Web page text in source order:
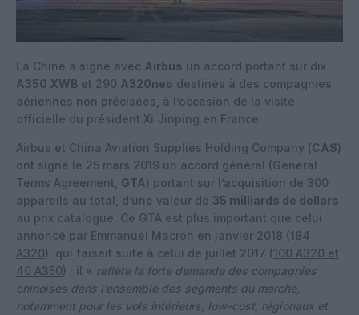
La Chine a signé avec Airbus un accord portant sur dix
A350 XWB et 290 A320neo destinés à des compagnies
aériennes non précisées, à l’occasion de la visite
officielle du président Xi Jinping en France.
Airbus et China Aviation Supplies Holding Company (CAS)
ont signé le 25 mars 2019 un accord général (General
Terms Agreement, GTA) portant sur l’acquisition de 300
appareils au total, d’une valeur de 35 milliards de dollars
au prix catalogue. Ce GTA est plus important que celui
annoncé par Emmanuel Macron en janvier 2018 (184
A320), qui faisait suite à celui de juillet 2017 (100 A320 et
40 A350) ; il « reflète la forte demande des compagnies
chinoises dans l’ensemble des segments du marché,
notamment pour les vols intérieurs, low-cost, régionaux et